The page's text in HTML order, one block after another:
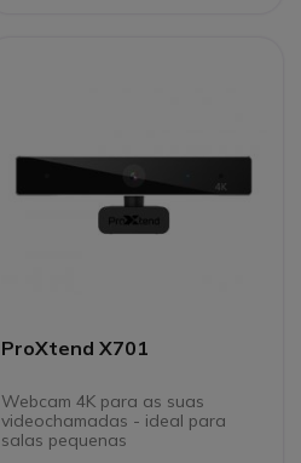
ProXtend X701
Webcam 4K para as suas
videochamadas - ideal para
salas pequenas